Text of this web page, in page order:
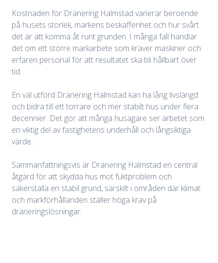
Kostnaden för Dränering Halmstad varierar beroende
på husets storlek, markens beskaffenhet och hur svårt
det är att komma åt runt grunden. I många fall handlar
det om ett större markarbete som kräver maskiner och
erfaren personal för att resultatet ska bli hållbart över
tid.
En väl utförd Dränering Halmstad kan ha lång livslängd
och bidra till ett torrare och mer stabilt hus under flera
decennier. Det gör att många husägare ser arbetet som
en viktig del av fastighetens underhåll och långsiktiga
värde.
Sammanfattningsvis är Dränering Halmstad en central
åtgärd för att skydda hus mot fuktproblem och
säkerställa en stabil grund, särskilt i områden där klimat
och markförhållanden ställer höga krav på
dräneringslösningar.